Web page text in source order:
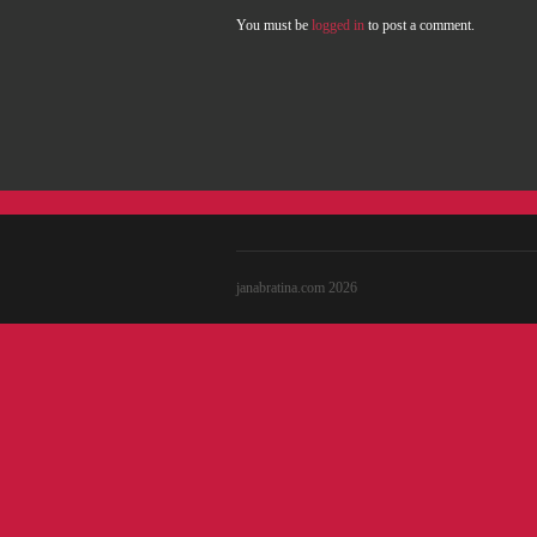
You must be logged in to post a comment.
janabratina.com 2026